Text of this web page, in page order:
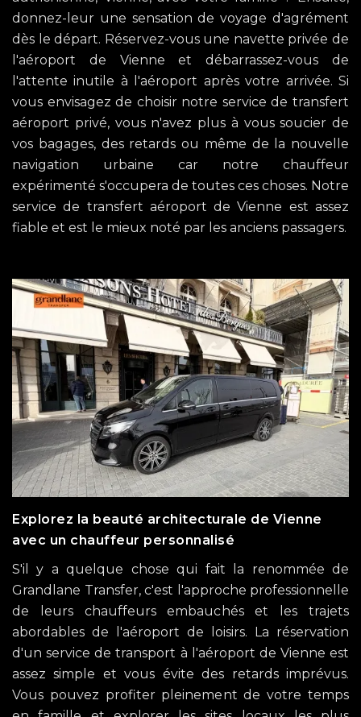
donnez-leur une sensation de voyage d'agrément
dès le départ. Réservez-vous une navette privée de
l'aéroport de Vienne et débarrassez-vous de
l'attente inutile à l'aéroport après votre arrivée. Si
vous envisagez de choisir notre service de transfert
aéroport privé, vous n'avez plus à vous soucier de
vos bagages, des retards ou même de la nouvelle
navigation urbaine car notre chauffeur
expérimenté s'occupera de toutes ces choses. Notre
service de transfert aéroport de Vienne est assez
fiable et est le mieux noté par les anciens passagers.
Explorez la beauté architecturale de Vienne
avec un chauffeur personnalisé
S'il y a quelque chose qui fait la renommée de
Grandlane Transfer, c'est l'approche professionnelle
de leurs chauffeurs embauchés et les trajets
abordables de l'aéroport de loisirs. La réservation
d'un service de transport à l'aéroport de Vienne est
assez simple et vous évite des retards imprévus.
Vous pouvez profiter pleinement de votre temps